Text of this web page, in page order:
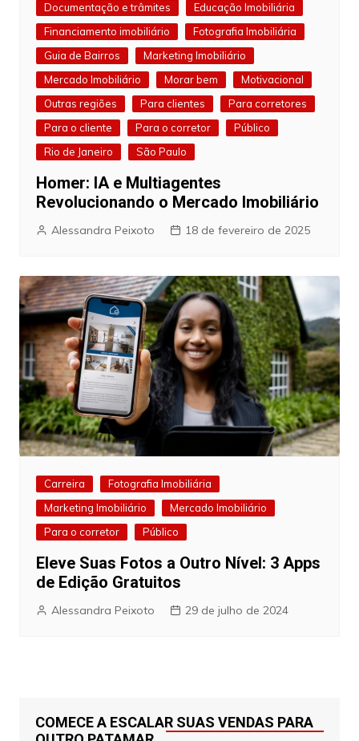
Documentação e trâmites
Educação Imobiliária
Financiamento imobiliário
Fotografia Imobiliária
Guia de Bairros
Marketing Imobiliário
Mercado Imobiliário
Morar bem
Motivacional
Outras regiões
Para clientes
Para corretores
Para o cliente
Para o corretor
Público
Rio de Janeiro
São Paulo
Homer: IA e Multiagentes
Revolucionando o Mercado Imobiliário
Alessandra Peixoto 18 de fevereiro de 2025
Carreira
Fotografia Imobiliária
Marketing Imobiliário
Mercado Imobiliário
Para o corretor
Público
Eleve Suas Fotos a Outro Nível: 3 Apps
de Edição Gratuitos
Alessandra Peixoto 29 de julho de 2024
COMECE A ESCALAR SUAS VENDAS PARA